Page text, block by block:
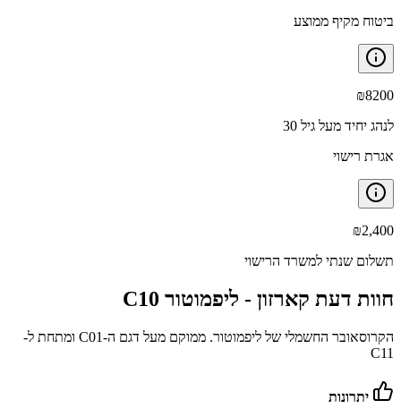
ביטוח מקיף ממוצע
₪8200
לנהג יחיד מעל גיל 30
אגרת רישוי
₪2,400
תשלום שנתי למשרד הרישוי
חוות דעת קארזון - ליפמוטור C10
הקרוסאובר החשמלי של ליפמוטור. ממוקם מעל דגם ה-C01 ומתחת ל-
C11
יתרונות